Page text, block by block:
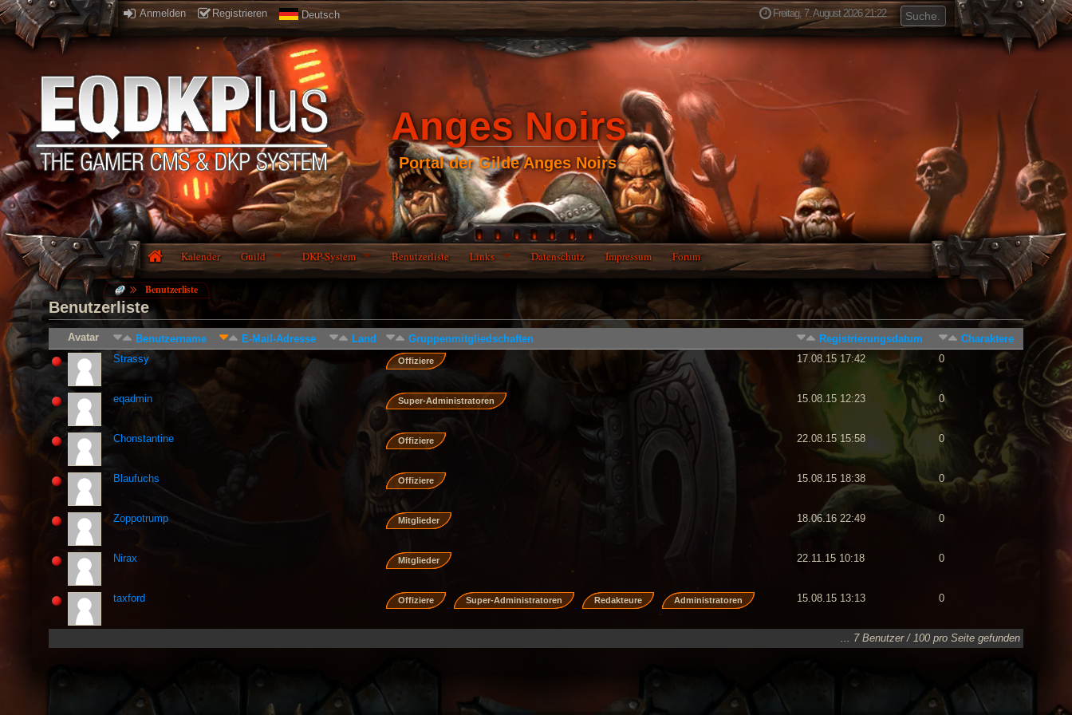
Anmelden Registrieren Deutsch Freitag, 7. August 2026 21:22
Anges Noirs
Portal der Gilde Anges Noirs
Kalender Guild DKP-System Benutzerliste Links Datenschutz Impressum Forum
Benutzerliste
Benutzerliste
Avatar Benutzername E-Mail-Adresse Land Gruppenmitgliedschaften Registrierungsdatum
Charaktere
Strassy
Offiziere 17.08.15 17:42 0
eqadmin Super-Administratoren 15.08.15 12:23 0
Chonstantine Offiziere 22.08.15 15:58 0
Blaufuchs Offiziere 15.08.15 18:38 0
Zoppotrump Mitglieder 18.06.16 22:49 0
Nirax Mitglieder 22.11.15 10:18 0
taxford Offiziere Super-Administratoren Redakteure Administratoren 15.08.15 13:13 0
... 7 Benutzer / 100 pro Seite gefunden